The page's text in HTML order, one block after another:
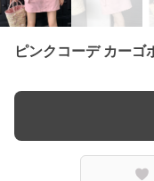
ピンクコーデ カーゴ